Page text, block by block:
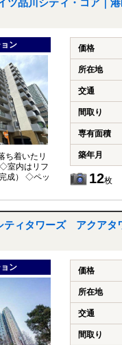
ツ品川シティ・コア｜
ン
ち着いたリ
室内はリフ
成） ◇ペッ
価格
所在地
交通
間取り
専有面積
築年月
12枚
ティタワーズ アクアタ
ン 価格
所在地
交通
間取り